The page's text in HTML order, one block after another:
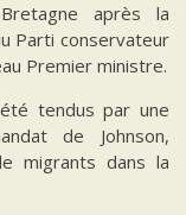
après la
Parti conservateur
Premier ministre.
tendus par une
de Johnson,
migrants dans la